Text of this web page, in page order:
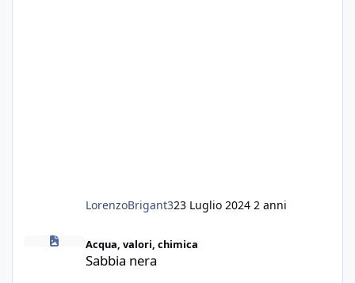
LorenzoBrigant323 Luglio 2024 2 anni
Sabbia nera
Acqua, valori, chimica
Sabbia nera